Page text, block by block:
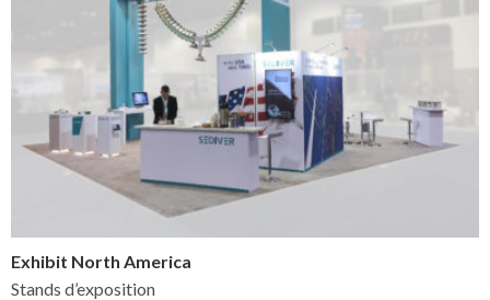
Exhibit North America
Stands d’exposition